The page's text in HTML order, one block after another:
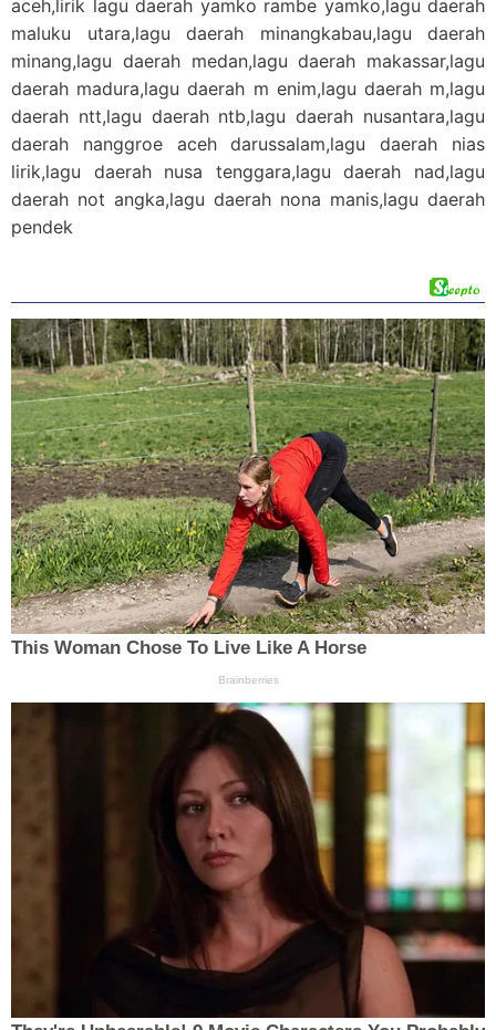
aceh,lirik lagu daerah yamko rambe yamko,lagu daerah
maluku utara,lagu daerah minangkabau,lagu daerah
minang,lagu daerah medan,lagu daerah makassar,lagu
daerah madura,lagu daerah m enim,lagu daerah m,lagu
daerah ntt,lagu daerah ntb,lagu daerah nusantara,lagu
daerah nanggroe aceh darussalam,lagu daerah nias
lirik,lagu daerah nusa tenggara,lagu daerah nad,lagu
daerah not angka,lagu daerah nona manis,lagu daerah
pendek